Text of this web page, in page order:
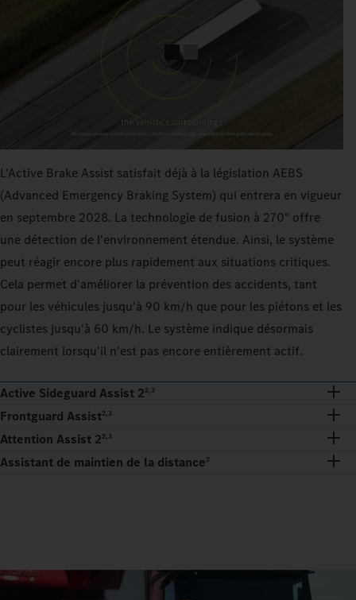
L'Active Brake Assist satisfait déjà à la législation AEBS
(Advanced Emergency Braking System) qui entrera en vigueur
en septembre 2028. La technologie de fusion à 270° offre
une détection de l'environnement étendue. Ainsi, le système
peut réagir encore plus rapidement aux situations critiques.
Cela permet d'améliorer la prévention des accidents, tant
pour les véhicules jusqu'à 90 km/h que pour les piétons et les
cyclistes jusqu'à 60 km/h. Le système indique désormais
clairement lorsqu'il n'est pas encore entièrement actif.
Active Sideguard Assist 22,3
Frontguard Assist2,3
Attention Assist 22,3
Assistant de maintien de la distance2